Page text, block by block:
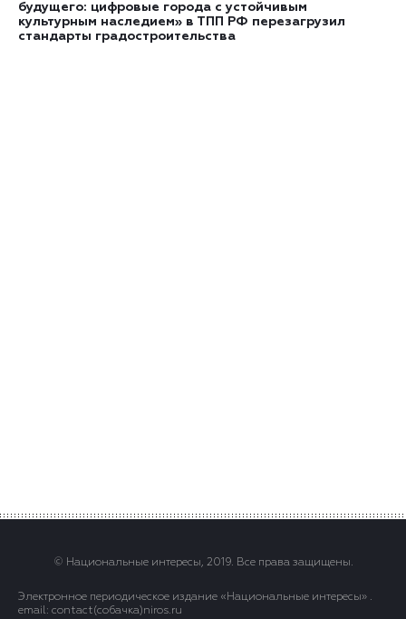
будущего: цифровые города с устойчивым
культурным наследием» в ТПП РФ перезагрузил
стандарты градостроительства
© Национальные интересы, 2019. Все права защищены.
Электронное периодическое издание «Национальные интересы» .
email: contact(сoбaчка)niros.ru